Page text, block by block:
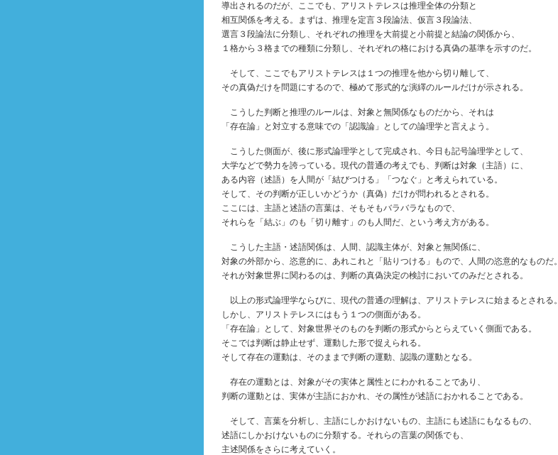
導出されるのだが、ここでも、アリストテレスは推理全体の分類と
相互関係を考える。まずは、推理を定言３段論法、仮言３段論法、
選言３段論法に分類し、それぞれの推理を大前提と小前提と結論の関係から、
１格から３格までの種類に分類し、それぞれの格における真偽の基準を示すのだ。
そして、ここでもアリストテレスは１つの推理を他から切り離して、
その真偽だけを問題にするので、極めて形式的な演繹のルールだけが示される。
こうした判断と推理のルールは、対象と無関係なものだから、それは
「存在論」と対立する意味での「認識論」としての論理学と言えよう。
こうした側面が、後に形式論理学として完成され、今日も記号論理学として、
大学などで勢力を誇っている。現代の普通の考えでも、判断は対象（主語）に、
ある内容（述語）を人間が「結びつける」「つなぐ」と考えられている。
そして、その判断が正しいかどうか（真偽）だけが問われるとされる。
ここには、主語と述語の言葉は、そもそもバラバラなもので、
それらを「結ぶ」のも「切り離す」のも人間だ、という考え方がある。
こうした主語・述語関係は、人間、認識主体が、対象と無関係に、
対象の外部から、恣意的に、あれこれと「貼りつける」もので、人間の恣意的なものだ。
それが対象世界に関わるのは、判断の真偽決定の検討においてのみだとされる。
以上の形式論理学ならびに、現代の普通の理解は、アリストテレスに始まるとされる。
しかし、アリストテレスにはもう１つの側面がある。
「存在論」として、対象世界そのものを判断の形式からとらえていく側面である。
そこでは判断は静止せず、運動した形で捉えられる。
そして存在の運動は、そのままで判断の運動、認識の運動となる。
存在の運動とは、対象がその実体と属性とにわかれることであり、
判断の運動とは、実体が主語におかれ、その属性が述語におかれることである。
そして、言葉を分析し、主語にしかおけないもの、主語にも述語にもなるもの、
述語にしかおけないものに分類する。それらの言葉の関係でも、
主述関係をさらに考えていく。